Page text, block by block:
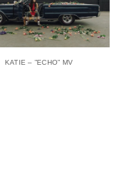
KATIE – ”ECHO” MV